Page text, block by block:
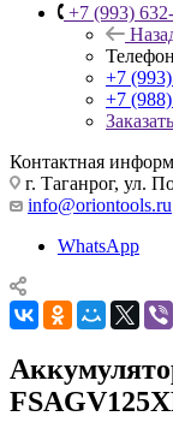
+7 (993)
+7
+7
Контактная
г. Таганрог, ул.
info@oriontools.ru
WhatsApp